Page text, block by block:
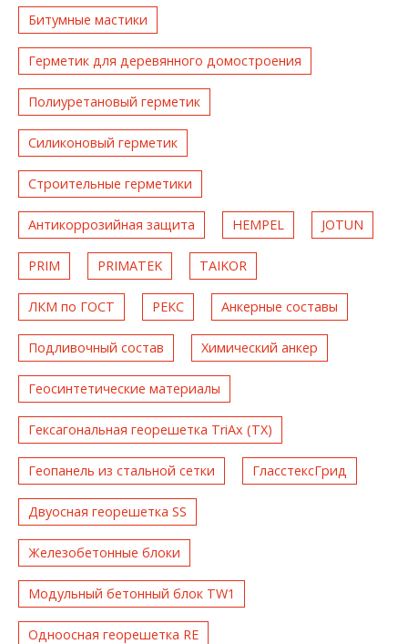
Битумные мастики
Герметик для деревянного домостроения
Полиуретановый герметик
Силиконовый герметик
Строительные герметики
Антикоррозийная защита HEMPEL JOTUN
PRIM PRIMATEK TAIKOR
ЛКМ по ГОСТ РЕКС Анкерные составы
Подливочный состав Химический анкер
Геосинтетические материалы
Гексагональная георешетка TriAx (TX)
Геопанель из стальной сетки ГласстексГрид
Двуосная георешетка SS
Железобетонные блоки
Модульный бетонный блок TW1
Одноосная георешетка RE